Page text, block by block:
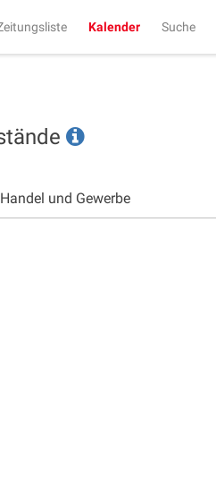
Kalender Suche
und Gewerbe